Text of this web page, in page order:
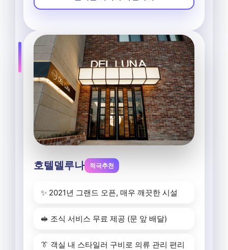
호텔델루나 적극추천
✨ 2021년 그랜드 오픈, 매우 깨끗한 시설
🥪 조식 서비스 무료 제공 (문 앞 배달)
👔 객실 내 스타일러 구비로 의류 관리 편리